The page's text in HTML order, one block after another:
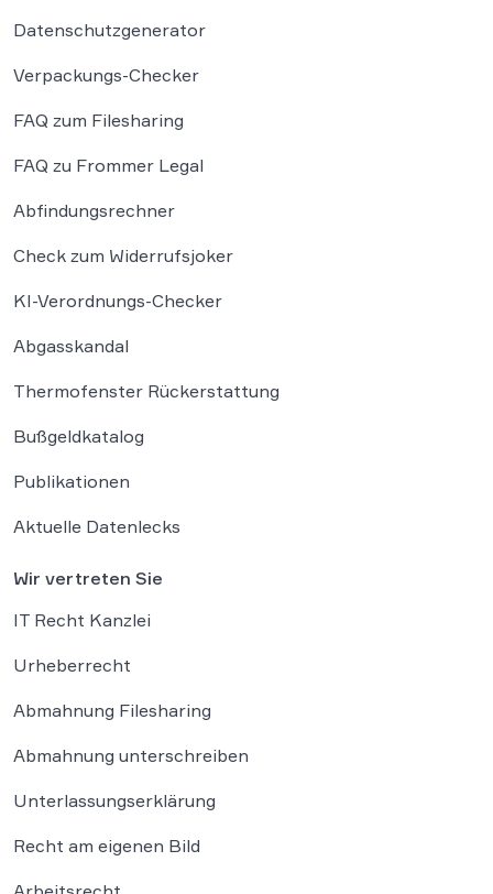
Datenschutzgenerator
Verpackungs-Checker
FAQ zum Filesharing
FAQ zu Frommer Legal
Abfindungsrechner
Check zum Widerrufsjoker
KI-Verordnungs-Checker
Abgasskandal
Thermofenster Rückerstattung
Bußgeldkatalog
Publikationen
Aktuelle Datenlecks
Wir vertreten Sie
IT Recht Kanzlei
Urheberrecht
Abmahnung Filesharing
Abmahnung unterschreiben
Unterlassungserklärung
Recht am eigenen Bild